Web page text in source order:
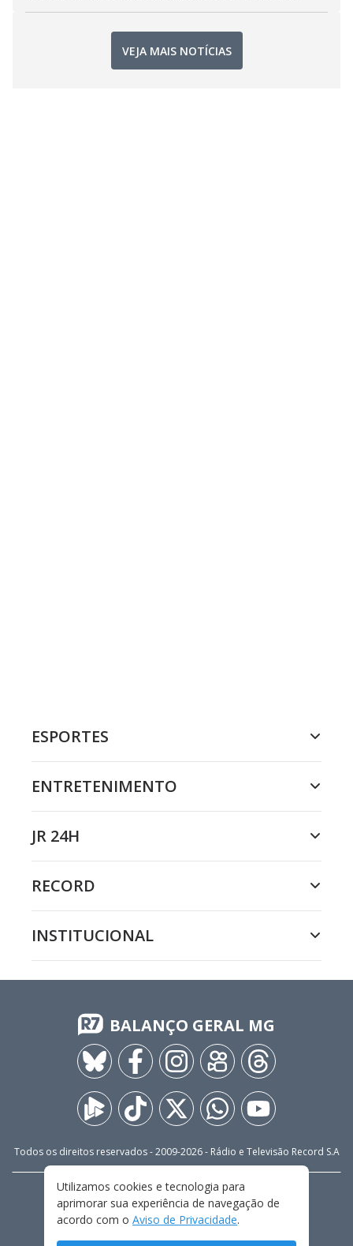
VEJA MAIS NOTÍCIAS
ESPORTES
ENTRETENIMENTO
JR 24H
RECORD
INSTITUCIONAL
BALANÇO GERAL MG
Todos os direitos reservados - 2009-2026- Rádio e Televisão Record S.A
FALE CONOSCO
PRIVACIDADE
TERMOS E CONDIÇÕES DE USO
Utilizamos cookies e tecnologia para
aprimorar sua experiência de navegação de
acordo com o Aviso de Privacidade.